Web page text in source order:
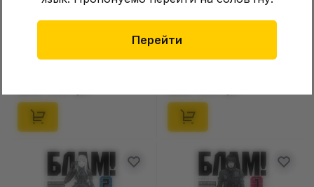
Перейти
Манга Блам!. Том 4,
Манга Блам!. Том 3,